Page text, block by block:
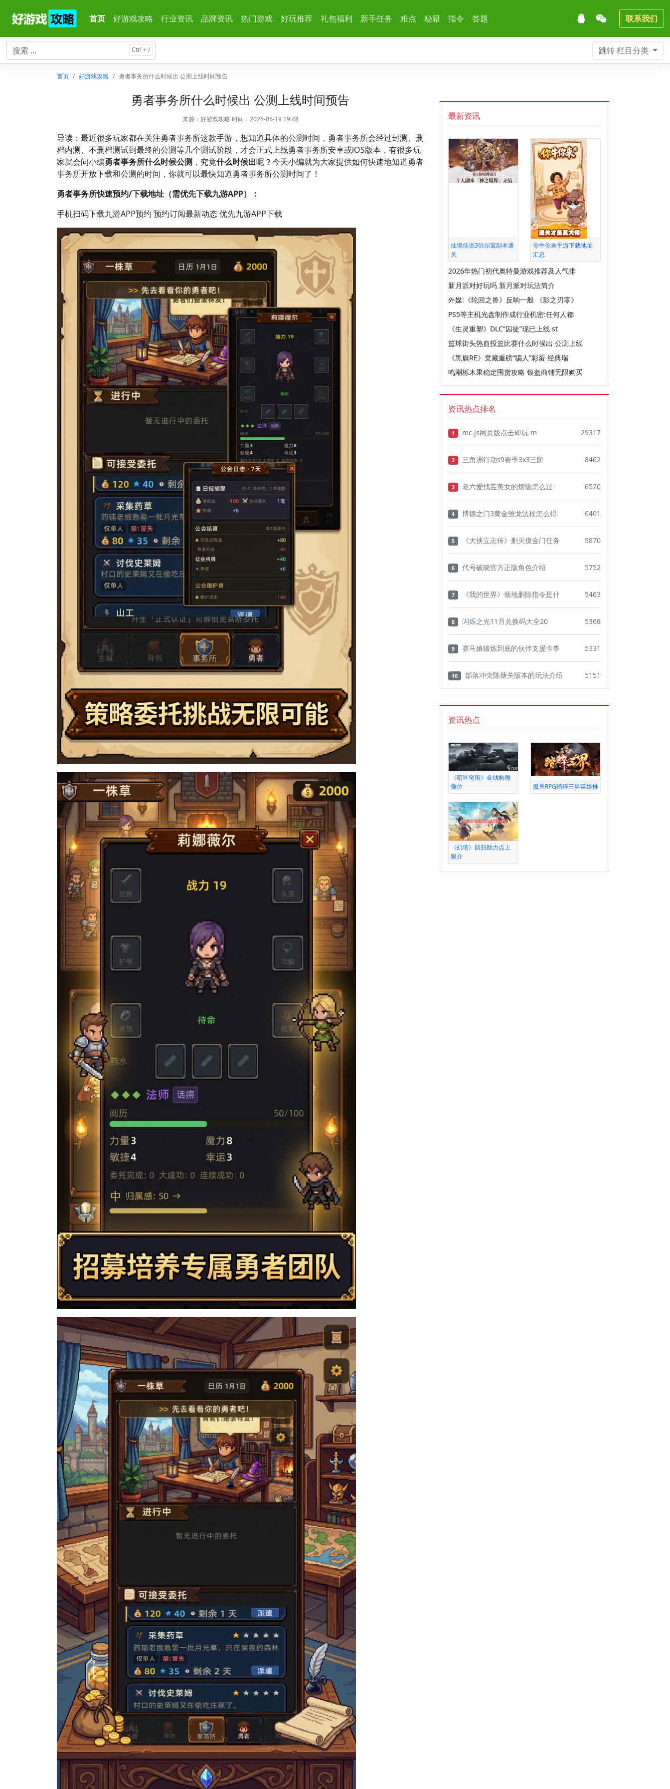
首页 好游戏攻略 行业资讯 品牌资讯 热门游戏 好玩推荐 礼包福利 新手任务 难点 秘籍 指令 答题 联系我们
跳转栏目分类
首页 好游戏攻略 勇者事务所什么时候出 公测上线时间预告
勇者事务所什么时候出 公测上线时间预告
来源： 好游戏攻略时间：2026-05-19 19:48
导读：最近很多玩家都在关注勇者事务所这款手游，想知道具体的公测时间，勇者事务所会经过封测、删
档内测、不删档测试到最终的公测等几个测试阶段，才会正式上线勇者事务所安卓或iOS版本，有很多玩
家就会问小编勇者事务所什么时候公测 ，究竟什么时候出呢？今天小编就为大家提供如何快速地知道勇者
事务所开放下载和公测的时间，你就可以最快知道勇者事务所公测时间了！
勇者事务所快速预约/下载地址（需优先下载九游APP）：
手机扫码下载九游APP预约 预约订阅最新动态 优先九游APP下载
最新资讯
仙境传说3弥尔寇副本通
关
你牛你来手游下载地址
汇总
2026年热门初代奥特曼游戏推荐及人气排
新月派对好玩吗 新月派对玩法简介
外媒:《轮回之兽》反响一般 《影之刃零》
PS5等主机光盘制作成行业机密:任何人都
《生灵重塑》DLC“囚徒”现已上线 st
篮球街头热血投篮比赛什么时候出 公测上线
《黑旗RE》竟藏重磅“骗人”彩蛋 经典瑞
鸣潮栎木果稳定囤货攻略 银盔商铺无限购买
资讯热点排名
1 mc.js网页版点击即玩 m 29317
2 三角洲行动s9赛季3x3三阶 8462
3 老六爱找茬美女的烦恼怎么过- 6520
4 博德之门3黄金雏龙法杖怎么得 6401
5 《大侠立志传》剿灭摸金门任务 5870
6 代号破晓官方正版角色介绍 5752
7 《我的世界》领地删除指令是什 5463
8 闪烁之光11月兑换码大全20 5368
9 赛马娘锻炼到底的伙伴支援卡事 5331
10 部落冲突陈塘关版本的玩法介绍 5151
资讯热点
《暗区突围》金钱豹雕
像位
魔兽RPG踏碎三界英雄推
《幻塔》回归助力点上
限介